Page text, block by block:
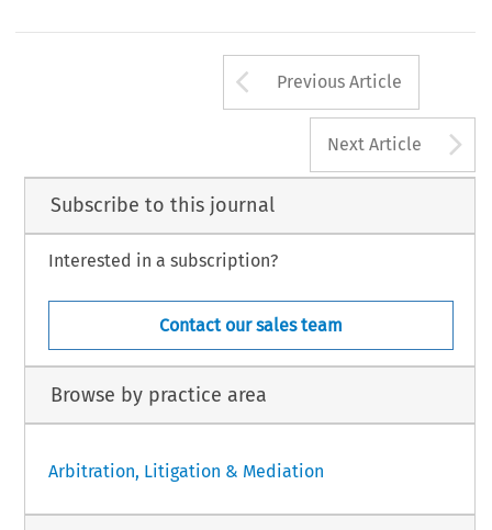
Arrow button
Previous Article
Next Article
Subscribe to this journal
Interested in a subscription?
Contact our sales team
Browse by practice area
Arbitration, Litigation & Mediation